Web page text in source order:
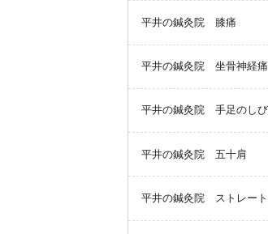
平井の鍼灸院 膝痛
平井の鍼灸院 坐骨神経痛
平井の鍼灸院 手足のし
平井の鍼灸院 五十肩
平井の鍼灸院 ストレート